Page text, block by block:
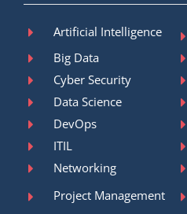
Artificial Intelligence
Big Data
Cyber Security
Data Science
DevOps
ITIL
Networking
Project Management